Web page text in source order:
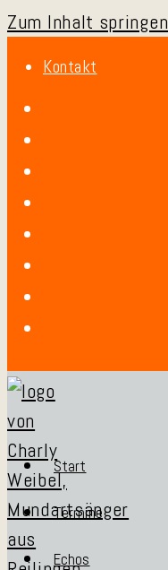
Zum Inhalt springen
Kontakt
Start
Termine
Echos